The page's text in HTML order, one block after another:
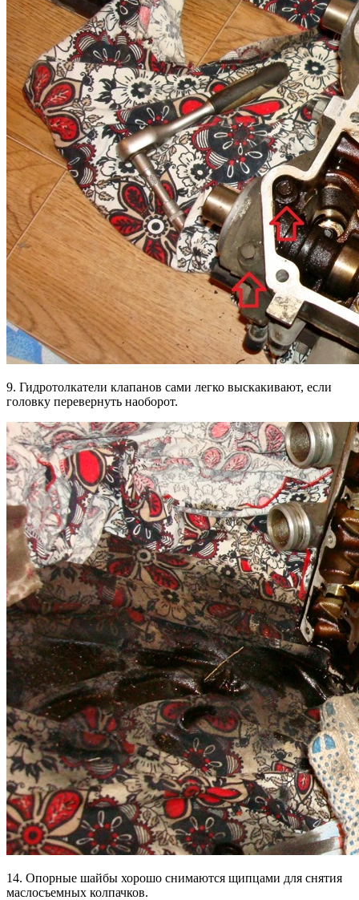
9. Гидротолкатели клапанов сами легко выскакивают, если
головку перевернуть наоборот.
14. Опорные шайбы хорошо снимаются щипцами для снятия
маслосъемных колпачков.